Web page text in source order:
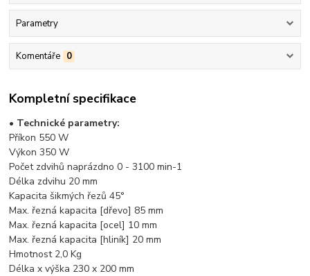
Parametry
Komentáře 0
Kompletní specifikace
• Technické parametry:
Příkon 550 W
Výkon 350 W
Počet zdvihů naprázdno 0 - 3100 min-1
Délka zdvihu 20 mm
Kapacita šikmých řezů 45°
Max. řezná kapacita [dřevo] 85 mm
Max. řezná kapacita [ocel] 10 mm
Max. řezná kapacita [hliník] 20 mm
Hmotnost 2,0 Kg
Délka x výška 230 x 200 mm